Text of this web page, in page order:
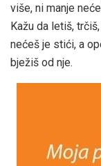
više, ni manje
Kažu da letiš,
nećeš je stići, a
bježiš od nje.